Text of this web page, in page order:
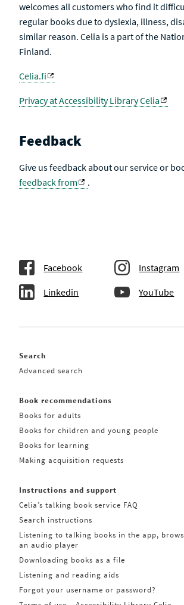
welcomes all customers who find it
regular books due to dyslexia, illness,
similar reason. Celia is a part of the
Finland.
Celia.fi
Privacy at Accessibility Library Celia
Feedback
Give us feedback about our service or
feedback from
.
Facebook Instagram
Linkedin YouTube
Search
Advanced search
Book recommendations
Books for adults
Books for children and young people
Books for learning
Making acquisition requests
Instructions and support
Celia’s talking book service FAQ
Search instructions
Listening to talking books in the app,
an audio player
Downloading books as a file
Listening and reading aids
Forgot your username or password?